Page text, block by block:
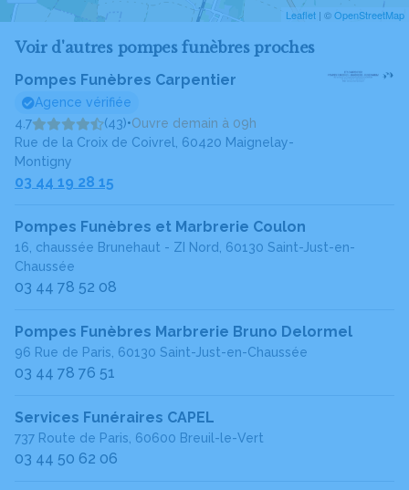
Leaflet | ©OpenStreetMap
Voir d'autres pompes funèbres proches
Pompes Funèbres Carpentier
Agence vérifiée
4.7
(43)•Ouvre demain à 09h
Rue de la Croix de Coivrel, 60420 Maignelay-
Montigny
03 44 19 28 15
Pompes Funèbres et Marbrerie Coulon
16, chaussée Brunehaut - ZI Nord, 60130 Saint-Just-en-
Chaussée
03 44 78 52 08
Pompes Funèbres Marbrerie Bruno Delormel
96 Rue de Paris, 60130 Saint-Just-en-Chaussée
03 44 78 76 51
Services Funéraires CAPEL
737 Route de Paris, 60600 Breuil-le-Vert
03 44 50 62 06